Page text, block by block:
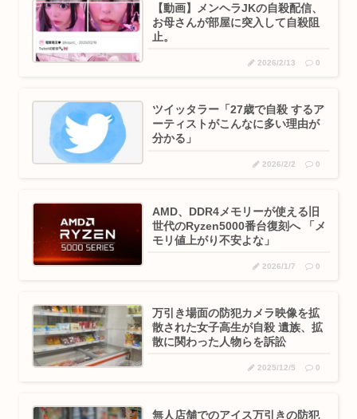
【動画】メンヘラJKの自殺配信、
お母さんが部屋に突入して自殺阻
止。
2026/2/13 0
ツイッタラー「27歳で自殺 するア
ーティストがこんなに多い理由が
分かる」
2026/2/2 0
AMD、DDR4メモリーが使える旧
世代のRyzen5000番台復刻へ 「メ
モリ値上がり不安よな」
2026/1/7 0
万引き場面の防犯カメラ映像を拡
散された女子高生が自殺 遺族、拡
散に関わった人物らを訴訟
2025/12/5 0
無人店舗でのアイス万引きの防犯